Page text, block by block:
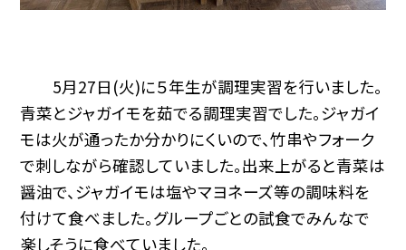
5月27日(火)に５年生が調理実習を行いました。
青菜とジャガイモを茹でる調理実習でした。ジャガイ
モは火が通ったか分かりにくいので、竹串やフォーク
で刺しながら確認していました。出来上がると青菜は
醤油で、ジャガイモは塩やマヨネーズ等の調味料を
付けて食べました。グループごとの試食でみんなで
楽しそうに食べていました。